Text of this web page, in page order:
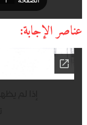
عناصر الإجابة: